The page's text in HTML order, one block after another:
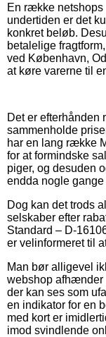
En række netshops
undertiden er det
konkret beløb.
betalelige
ved København,
at køre varerne til
Det er efterhånden
sammenholde
har en lang række
for at formindske
piger, og desuden
endda nogle
Dog kan det trods
selskaber efter
Standard – D-
er velinformeret til
Man bør alligevel
webshop afhænder
der kan ses som
en indikator for en
med kort er
imod svindlende